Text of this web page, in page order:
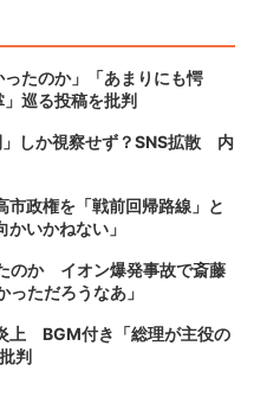
たのか」「あまりにも愕
巡る投稿を批判
しか視察せず？SNS拡散 内
市政権を「戦前回帰路線」と
いかねない」
のか イオン爆発事故で斎藤
ただろうなあ」
上 BGM付き「総理が主役の
判